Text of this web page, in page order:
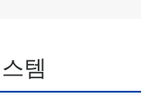
템